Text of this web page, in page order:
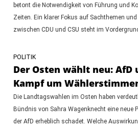
betont die Notwendigkeit von Führung und
Zeiten. Ein klarer Fokus auf Sachthemen
zwischen CDU und CSU steht im
POLITIK
Der Osten wählt neu: AfD
Kampf um
Die Landtagswahlen im Osten haben
Bündnis von Sahra Wagenknecht eine neue
der AfD erheblich schadet. Welche